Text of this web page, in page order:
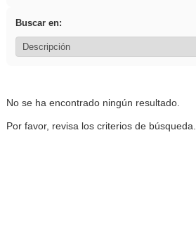
Buscar en:
No se ha encontrado ningún resultado.
Por favor, revisa los criterios de búsqueda.